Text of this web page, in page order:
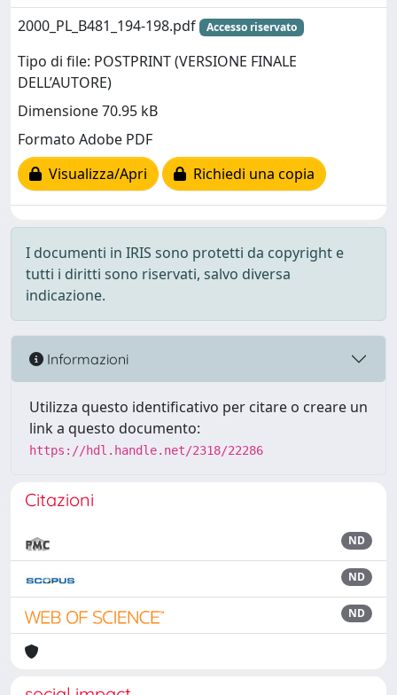
2000_PL_B481_194-198.pdf
Accesso riservato
Tipo di file: POSTPRINT (VERSIONE FINALE
DELL’AUTORE)
Dimensione 70.95 kB
Formato Adobe PDF
Visualizza/Apri
Richiedi una copia
I documenti in IRIS sono protetti da copyright e
tutti i diritti sono riservati, salvo diversa
indicazione.
Informazioni
Utilizza questo identificativo per citare o creare un
link a questo documento:
https://hdl.handle.net/2318/22286
Citazioni
ND
ND
ND